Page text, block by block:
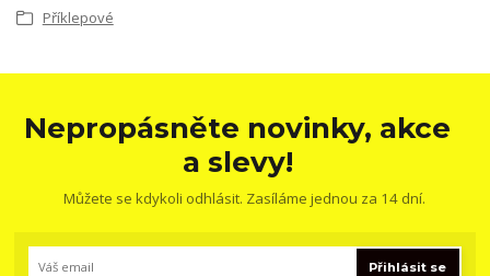
Příklepové
Nepropásněte novinky, akce
a slevy!
Můžete se kdykoli odhlásit. Zasíláme jednou za 14 dní.
Přihlásit se